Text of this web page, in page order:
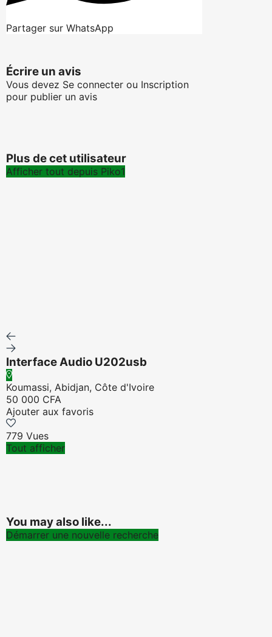
Partager sur WhatsApp
Écrire un avis
Vous devez Se connecter ou Inscription
pour publier un avis
Plus de cet utilisateur
Afficher tout depuis Piko1
Interface Audio U202usb
Koumassi, Abidjan, Côte d'Ivoire
50 000 CFA
Ajouter aux favoris
779 Vues
Tout afficher
You may also like...
Démarrer une nouvelle recherche